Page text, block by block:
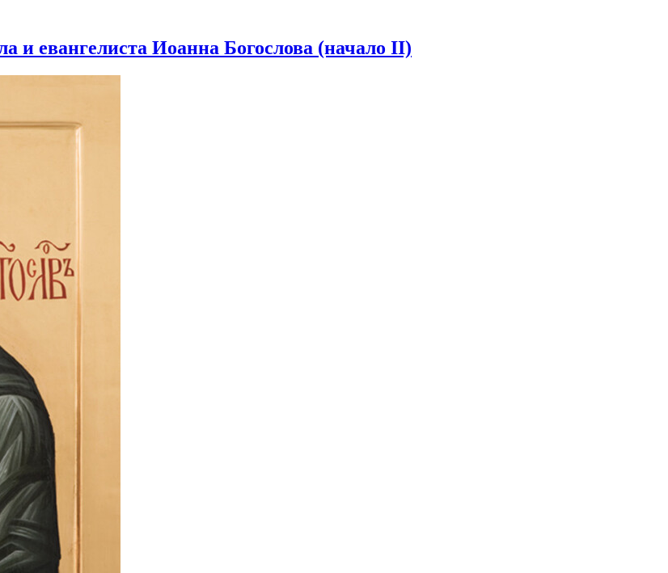
и евангелиста Иоанна Богослова (начало II)